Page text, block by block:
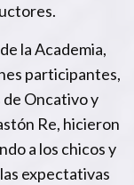
la Academia,
participantes,
Oncativo y
Re, hicieron
a los chicos y
expectativas